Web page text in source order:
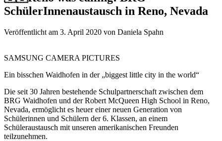
SchülerInnenaustausch in Reno, Nevada
Veröffentlicht am 3. April 2020 von Daniela Spahn
SAMSUNG CAMERA PICTURES
Ein bisschen Waidhofen in der „biggest little city in the world“
Die seit 30 Jahren bestehende Schulpartnerschaft zwischen dem
BRG Waidhofen und der Robert McQueen High School in Reno,
Nevada, ermöglicht es heuer einer neuen Generation von
Schülerinnen und Schülern der 6. Klassen, an einem
Schüleraustausch mit unseren amerikanischen Freunden
teilzunehmen.